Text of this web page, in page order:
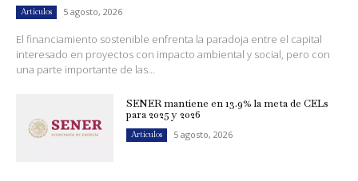
Artículos 5 agosto, 2026
El financiamiento sostenible enfrenta la paradoja entre el capital
interesado en proyectos con impacto ambiental y social, pero con
una parte importante de las...
SENER mantiene en 13.9% la meta de CELs
para 2025 y 2026
Artículos 5 agosto, 2026